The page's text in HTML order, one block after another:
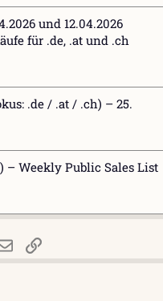
und 12.04.2026
für .de, .at und .ch
.de / .at / .ch) – 25.
– Weekly Public Sales List
E-MailLink